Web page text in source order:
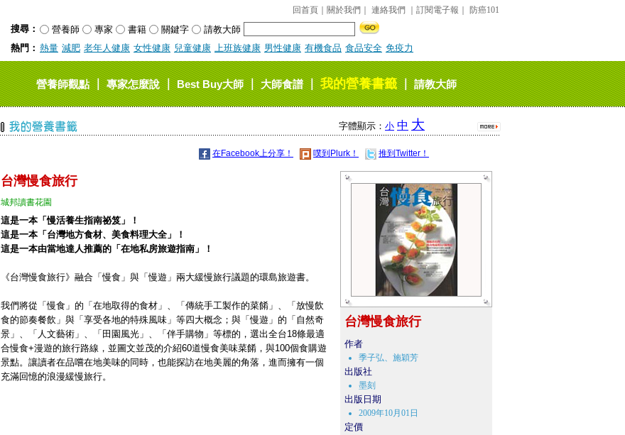
回首頁 關於我們 連絡我們 訂閱電子報 防癌101
搜尋： 營養師 專家 書籍 關鍵字
請教大師
熱門： 熱量 減肥 老年人健康 女性健康 兒童健康 上班族健康 男性健康 有機食品 食品安全 免疫力
營養師觀點｜專家怎麼說｜Best Buy大師｜大師食譜｜我的營養書籤｜請教大師
字體顯示： 小 中 大
在Facebook上分享！ 噗到Plurk！ 推到Twitter！
台灣慢食旅行
城邦讀書花園
這是一本「慢活養生指南祕笈」！
這是一本「台灣地方食材、美食料理大全」！
這是一本由當地達人推薦的「在地私房旅遊指南」！
《台灣慢食旅行》融合「慢食」與「慢遊」兩大緩慢旅行議題的環島旅遊書。
我們將從「慢食」的「在地取得的食材」、「傳統手工製作的菜餚」、「放慢飲
食的節奏餐飲」與「享受各地的特殊風味」等四大概念；與「慢遊」的「自然奇
景」、「人文藝術」、「田園風光」、「伴手購物」等標的，選出全台18條最適
合慢食+漫遊的旅行路線，並圖文並茂的介紹60道慢食美味菜餚，與100個食購遊
景點。讓讀者在品嚐在地美味的同時，也能探訪在地美麗的角落，進而擁有一個
充滿回憶的浪漫緩慢旅行。
台灣慢食旅行
作者
季子弘、施穎芳
出版社
墨刻
出版日期
2009年10月01日
定價